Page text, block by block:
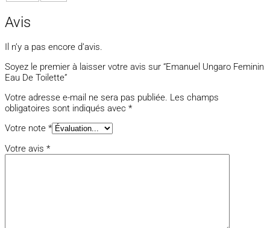
Avis
Il n’y a pas encore d’avis.
Soyez le premier à laisser votre avis sur “Emanuel Ungaro Feminin
Eau De Toilette”
Votre adresse e-mail ne sera pas publiée. Les champs
obligatoires sont indiqués avec *
Votre note *
Votre avis *